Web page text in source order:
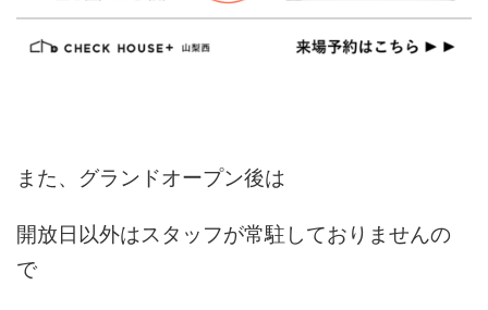
また、グランドオープン後は
開放日以外はスタッフが常駐しておりませんの
で